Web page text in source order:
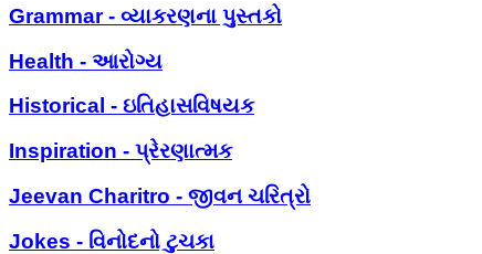
Grammar - વ્યાકરણના પુસ્તકો
Health - આરોગ્ય
Historical - ઇતિહાસવિષયક
Inspiration - પ્રેરણાત્મક
Jeevan Charitro - જીવન ચરિત્રો
Jokes - વિનોદનો ટુચકા